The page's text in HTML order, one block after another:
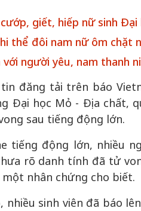
giết, hiếp nữ sinh Đại
thể đôi nam nữ ôm chặt
với người yêu, nam thanh
đăng tải trên báo
Đại học Mỏ - Địa chất,
sau tiếng động lớn.
tiếng động lớn, nhiều
rõ danh tính đã tử
nhân chứng cho biết.
nhiều sinh viên đã báo
Nam gia
Khơi
văn hóa,
kiến
mạo mới
50 năm
nhập
nguồn nội
tạo | Kỳ 3:
quốc tế
Việt Nam